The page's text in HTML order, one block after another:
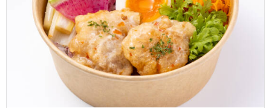
東京都墨田区本所2025/12/19